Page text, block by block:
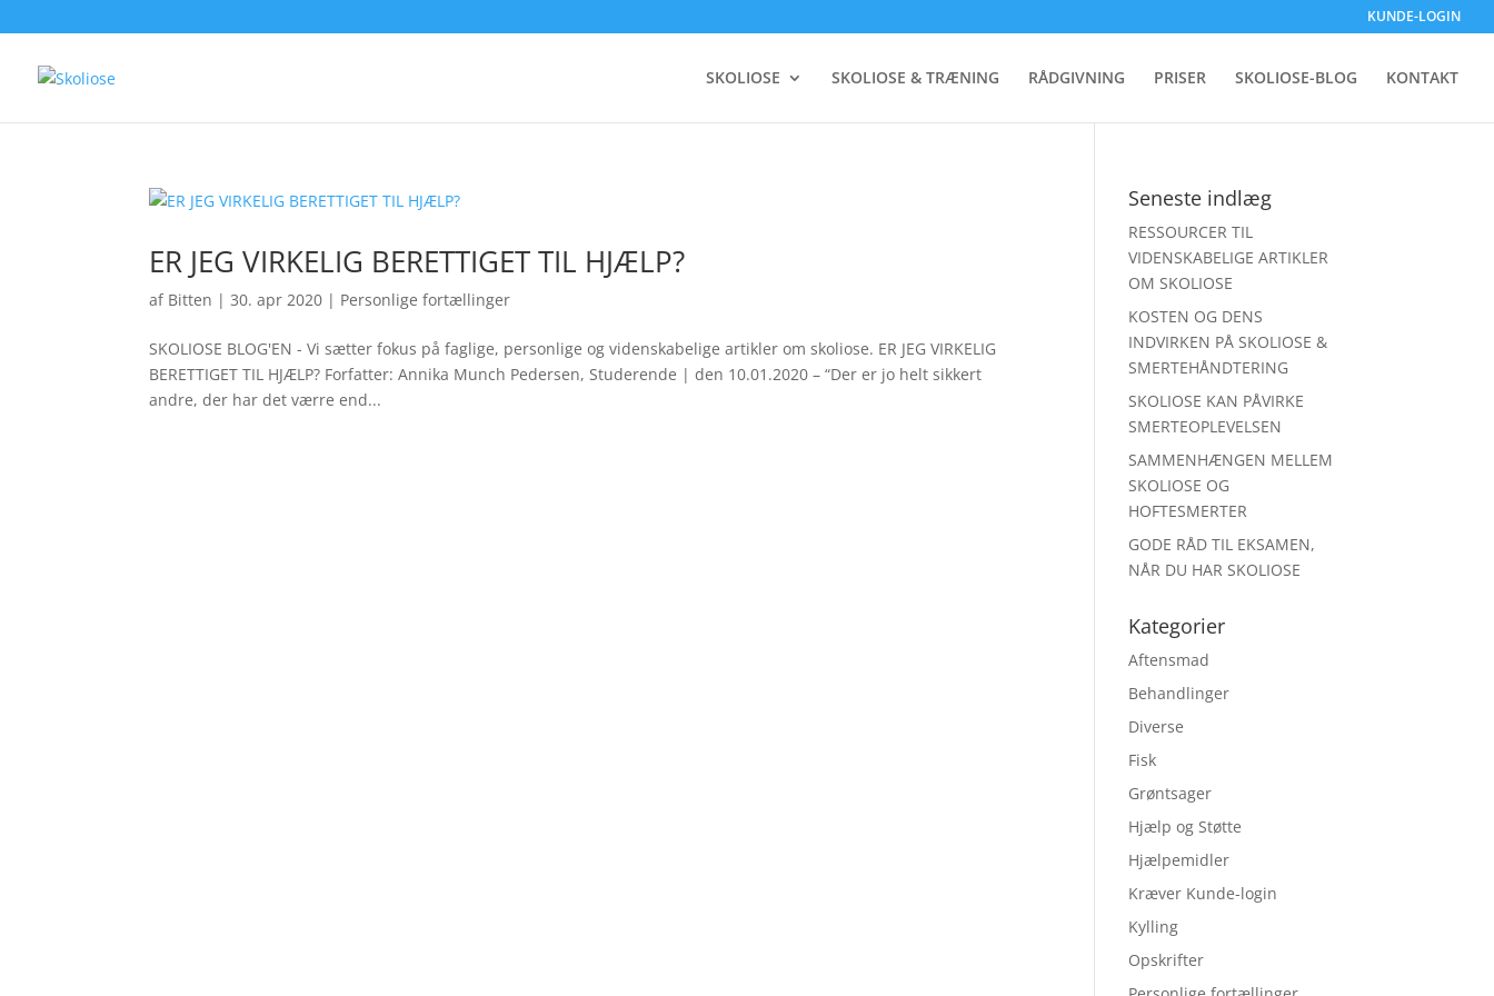
KUNDE-LOGIN
SKOLIOSE SKOLIOSE & TRÆNING RÅDGIVNING PRISER SKOLIOSE-BLOG KONTAKT
ER JEG VIRKELIG BERETTIGET TIL HJÆLP?
af Bitten |30. apr 2020 | Personlige fortællinger
SKOLIOSE BLOG'EN - Vi sætter fokus på faglige, personlige og videnskabelige artikler om skoliose. ER JEG VIRKELIG
BERETTIGET TIL HJÆLP? Forfatter: Annika Munch Pedersen, Studerende | den 10.01.2020 – “Der er jo helt sikkert
andre, der har det værre end...
Seneste indlæg
RESSOURCER TIL
VIDENSKABELIGE ARTIKLER
OM SKOLIOSE
KOSTEN OG DENS
INDVIRKEN PÅ SKOLIOSE &
SMERTEHÅNDTERING
SKOLIOSE KAN PÅVIRKE
SMERTEOPLEVELSEN
SAMMENHÆNGEN MELLEM
SKOLIOSE OG
HOFTESMERTER
GODE RÅD TIL EKSAMEN,
NÅR DU HAR SKOLIOSE
Kategorier
Aftensmad
Behandlinger
Diverse
Fisk
Grøntsager
Hjælp og Støtte
Hjælpemidler
Kræver Kunde-login
Kylling
Opskrifter